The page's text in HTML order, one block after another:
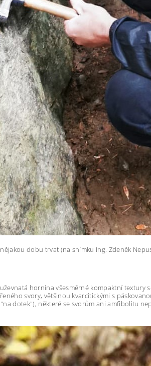
dobu trvat (na snímku Ing. Zdeněk
hornina všesměrné kompaktní
svory, většinou kvarcitickými s
dotek"), některé se svorům ani amfibolitu